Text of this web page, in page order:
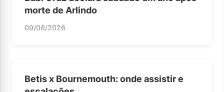
morte de Arlindo
09/08/2026
Betis x Bournemouth: onde assistir e